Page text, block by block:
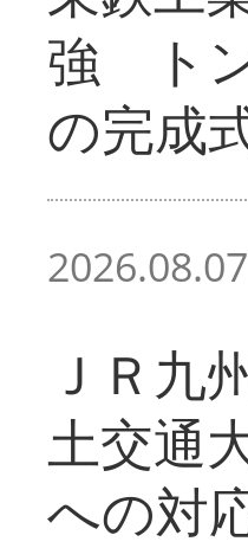
強 ト
の完成
2026.08.07
ＪＲ九
土交通
への対